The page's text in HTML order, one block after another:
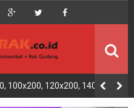
100x200, 120x200, 140x200,
MANFAAT DAN KEGUNAAN